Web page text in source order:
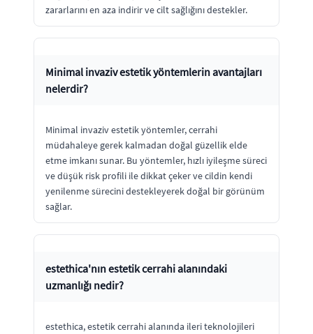
zararlarını en aza indirir ve cilt sağlığını destekler.
Minimal invaziv estetik yöntemlerin avantajları
nelerdir?
Minimal invaziv estetik yöntemler, cerrahi
müdahaleye gerek kalmadan doğal güzellik elde
etme imkanı sunar. Bu yöntemler, hızlı iyileşme süreci
ve düşük risk profili ile dikkat çeker ve cildin kendi
yenilenme sürecini destekleyerek doğal bir görünüm
sağlar.
estethica'nın estetik cerrahi alanındaki
uzmanlığı nedir?
estethica, estetik cerrahi alanında ileri teknolojileri